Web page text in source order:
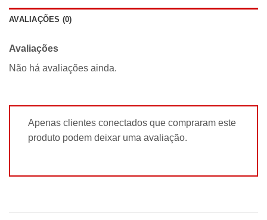
AVALIAÇÕES (0)
Avaliações
Não há avaliações ainda.
Apenas clientes conectados que compraram este
produto podem deixar uma avaliação.